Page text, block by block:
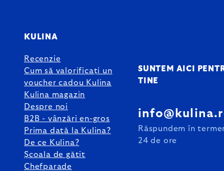
KULINA
Recenzie
Cum să valorificați un
voucher cadou Kulina
Kulina magazin
Despre noi
B2B - vânzări en-gros
Prima dată la Kulina?
De ce Kulina?
Școala de gătit
Chefparade
SUNTEM AICI
TINE
Răspundem în
24 de ore